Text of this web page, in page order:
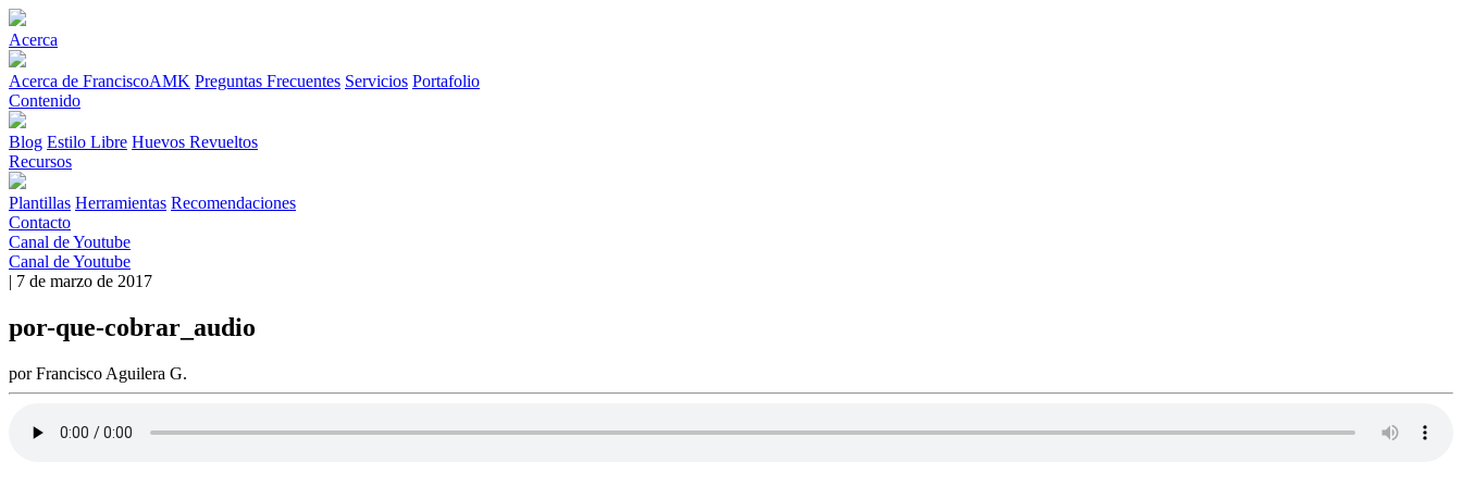
Acerca
Acerca de FranciscoAMK Preguntas Frecuentes Servicios Portafolio
Contenido
Blog Estilo Libre Huevos Revueltos
Recursos
Plantillas Herramientas Recomendaciones
Contacto
Canal de Youtube
Canal de Youtube
| 7 de marzo de 2017
por-que-cobrar_audio
por Francisco Aguilera G.